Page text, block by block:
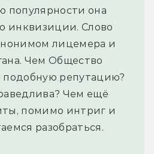
популярности она
инквизиции. Слово
лицемера и
Чем Общество
подобную репутацию?
Чем ещё
помимо интриг и
разобраться.